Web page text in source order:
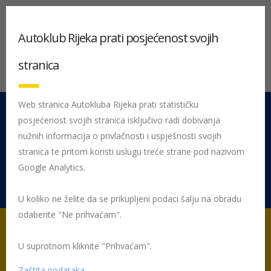
051 212 442 Centrala
Pon - Pet 08:00 - 16:00
Rujevica 9/1, 51000 Rijeka
Početna Posljednje objavljene novosti
Autoklub Rijeka prati posjećenost svojih
stranica
Web stranica Autokluba Rijeka prati statističku
posjećenost svojih stranica isključivo radi dobivanja
nužnih informacija o privlačnosti i uspješnosti svojih
stranica te pritom koristi uslugu treće strane pod nazivom
Google Analytics.
U koliko ne želite da se prikupljeni podaci šalju na obradu
odaberite "Ne prihvaćam".
U suprotnom kliknite "Prihvaćam".